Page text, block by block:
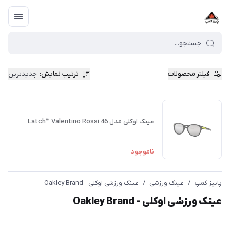
فیلتر محصولات ترتیب نمایش: جدیدترین
عینک اوکلی مدل Latch™ Valentino Rossi 46
ناموجود
پاییز کمپ / عینک ورزشی / عینک ورزشی اوکلی - Oakley Brand
عینک ورزشی اوکلی - Oakley Brand